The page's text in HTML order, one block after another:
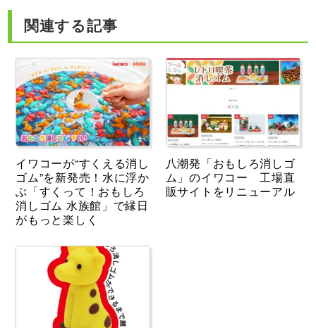
関連する記事
イワコーが“すくえる消し
ゴム”を新発売！水に浮か
ぶ「すくって！おもしろ
消しゴム 水族館」で縁日
がもっと楽しく
八潮発「おもしろ消しゴ
ム」のイワコー 工場直
販サイトをリニューアル